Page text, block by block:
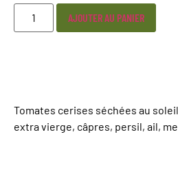
AJOUTER AU PANIER
Tomates cerises séchées au
extra vierge, câpres, persil, ail,